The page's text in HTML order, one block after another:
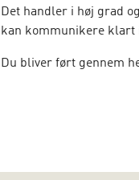
Det handler i høj grad
kan kommunikere klart
Du bliver ført gennem